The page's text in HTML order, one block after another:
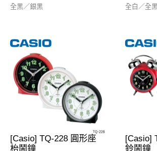
全黑／銀黑 全白／全
[Casio] TQ-228 圓形座
枱鬧鐘
[Casio]
鈴鬧鐘